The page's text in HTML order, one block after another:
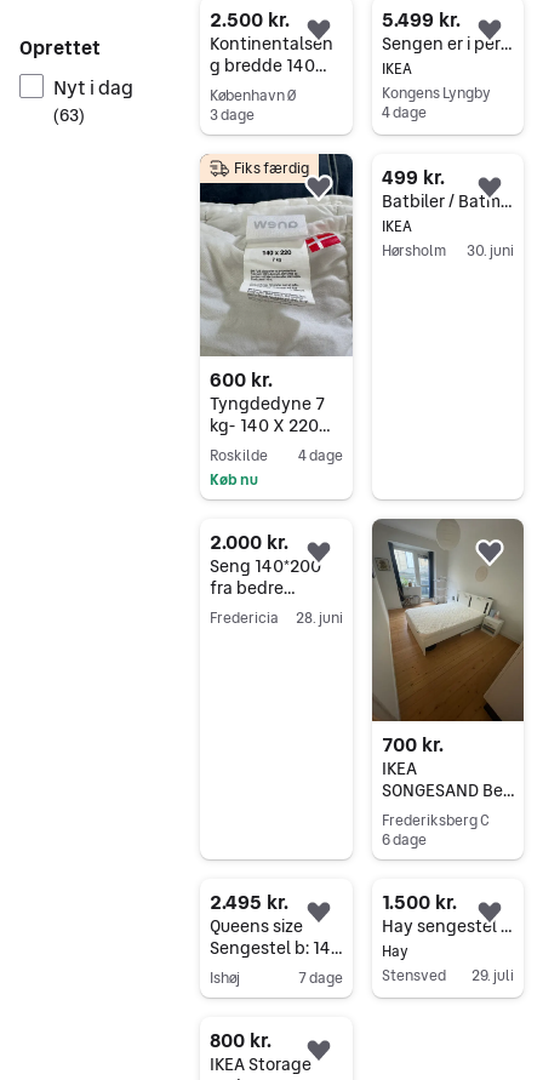
Oprettet
Nyt i dag
(63)
2.500 kr.
Kontinentalsen
g bredde 140
cm
København Ø
3 dage
Føj til favoritter.
5.499 kr.
Sengen er i perfekt stand. 140 x 200cm
IKEA
Kongens Lyngby
4 dage
Føj
Gå til annoncen
600 kr.
Tyngdedyne 7
kg- 140 X 220
cm Plet og
lugtfri
Roskilde
4 dage
Køb nu
Fiks færdig
Føj til favoritter.
499 kr.
Batbiler / Batman seng 70 x 140 cm.
IKEA
Hørsholm
30. juni
Føj
2.000 kr.
Seng 140*200
fra bedre
nætter outlet
Fredericia 28. juni
Føj til favoritter.
700 kr.
IKEA
SONGESAND Bed
Frame 140×200
cm
Frederiksberg C
6 dage
2.495 kr.
Queens size
Sengestel b: 140
l: 200
Ishøj 7 dage
Føj til favoritter.
1.500 kr.
Hay sengestel hvid 140
Hay
Stensved
29. juli
Føj
Gå til annoncen
800 kr.
IKEA Storage